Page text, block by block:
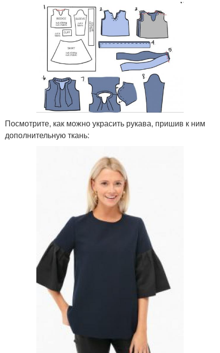
Посмотрите, как можно украсить рукава, пришив к ним
дополнительную ткань: